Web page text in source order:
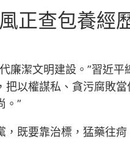
正查包養經
廉潔文明建設。”習近
把以權謀私、貪污腐敗
。”
，既要靠治標，猛藥往